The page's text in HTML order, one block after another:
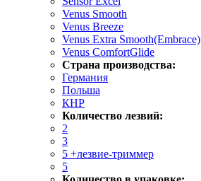
Venus Smooth
Venus Breeze
Venus Extra Smooth(Embrace)
Venus ComfortGlide
Страна производства:
Германия
Польша
КНР
Количество лезвий:
2
3
5 +лезвие-триммер
5